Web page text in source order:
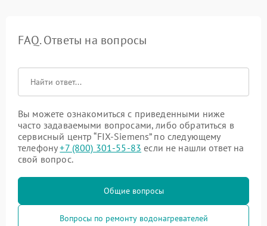
FAQ. Ответы на вопросы
Вы можете ознакомиться с приведенными ниже
часто задаваемыми вопросами, либо обратиться в
сервисный центр “FIX-Siemens” по следующему
телефону+7 (800) 301-55-83 если не нашли ответ на
свой вопрос.
Общие вопросы
Вопросы по ремонту водонагревателей